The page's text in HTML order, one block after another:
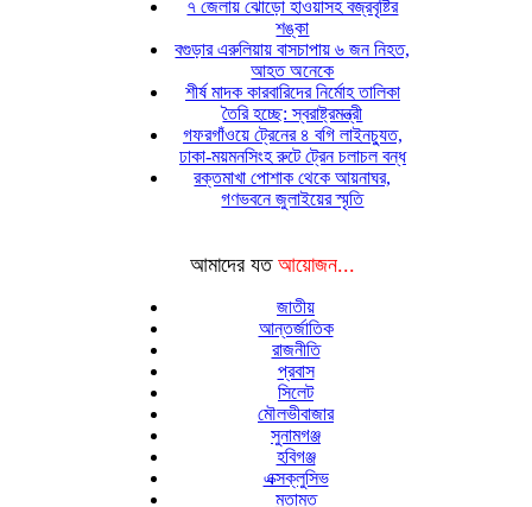
৭ জেলায় ঝোড়ো হাওয়াসহ বজ্রবৃষ্টির
শঙ্কা
বগুড়ার এরুলিয়ায় বাসচাপায় ৬ জন নিহত,
আহত অনেকে
শীর্ষ মাদক কারবারিদের নির্মোহ তালিকা
তৈরি হচ্ছে: স্বরাষ্ট্রমন্ত্রী
গফরগাঁওয়ে ট্রেনের ৪ বগি লাইনচ্যুত,
ঢাকা-ময়মনসিংহ রুটে ট্রেন চলাচল বন্ধ
রক্তমাখা পোশাক থেকে আয়নাঘর,
গণভবনে জুলাইয়ের স্মৃতি
আমাদের যত আয়োজন...
জাতীয়
আন্তর্জাতিক
রাজনীতি
প্রবাস
সিলেট
মৌলভীবাজার
সুনামগঞ্জ
হবিগঞ্জ
এক্সক্লুসিভ
মতামত